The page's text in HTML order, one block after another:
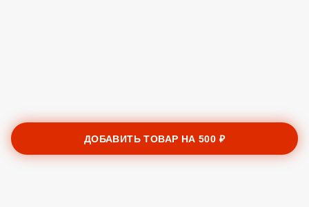
ДОБАВИТЬ ТОВАР НА500 ₽